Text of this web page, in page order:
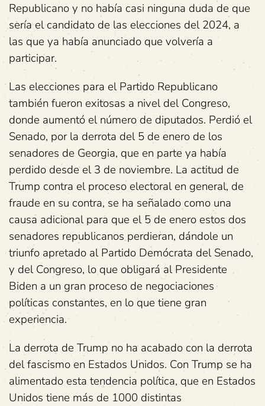
Republicano y no había casi ninguna duda de que
sería el candidato de las elecciones del 2024, a
las que ya había anunciado que volvería a
participar.
Las elecciones para el Partido Republicano
también fueron exitosas a nivel del Congreso,
donde aumentó el número de diputados. Perdió el
Senado, por la derrota del 5 de enero de los
senadores de Georgia, que en parte ya había
perdido desde el 3 de noviembre. La actitud de
Trump contra el proceso electoral en general, de
fraude en su contra, se ha señalado como una
causa adicional para que el 5 de enero estos dos
senadores republicanos perdieran, dándole un
triunfo apretado al Partido Demócrata del Senado,
y del Congreso, lo que obligará al Presidente
Biden a un gran proceso de negociaciones
políticas constantes, en lo que tiene gran
experiencia.
La derrota de Trump no ha acabado con la derrota
del fascismo en Estados Unidos. Con Trump se ha
alimentado esta tendencia política, que en Estados
Unidos tiene más de 1000 distintas